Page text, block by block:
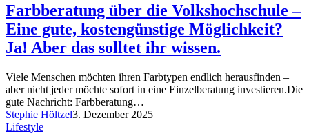
Farbberatung über die Volkshochschule –
Eine gute, kostengünstige Möglichkeit?
Ja! Aber das solltet ihr wissen.
Viele Menschen möchten ihren Farbtypen endlich herausfinden –
aber nicht jeder möchte sofort in eine Einzelberatung investieren.Die
gute Nachricht: Farbberatung…
Stephie Höltzel3. Dezember 2025
Lifestyle